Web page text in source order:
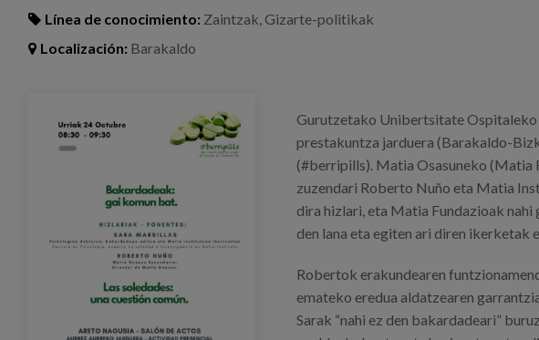
Línea de conocimiento: Zaintzak,Gizarte-politikak
Localización: Barakaldo
eventos_soledades_barakaldo.png
Gurutzetako Unibertsitate
prestakuntza jarduera (Barakaldo-
(#berripills). Matia Osasuneko (Matia
zuzendari Roberto Nuño eta Matia
dira hizlari, eta Matia Fundazioak
den lana eta egiten ari diren ikerketak
Robertok erakundearen
emateko eredua aldatzearen
Sarak “nahi ez den bakardadeari”